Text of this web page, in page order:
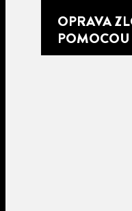
OPRAVA
POMOCOU